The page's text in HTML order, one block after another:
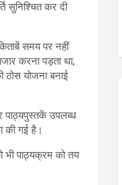
सुनिश्चित कर दी
समय पर नहीं
करना पड़ता था,
ठोस योजना बनाई
पाठ्यपुस्तकें उपलब्ध
की गई है।
भी पाठ्यक्रम को तय